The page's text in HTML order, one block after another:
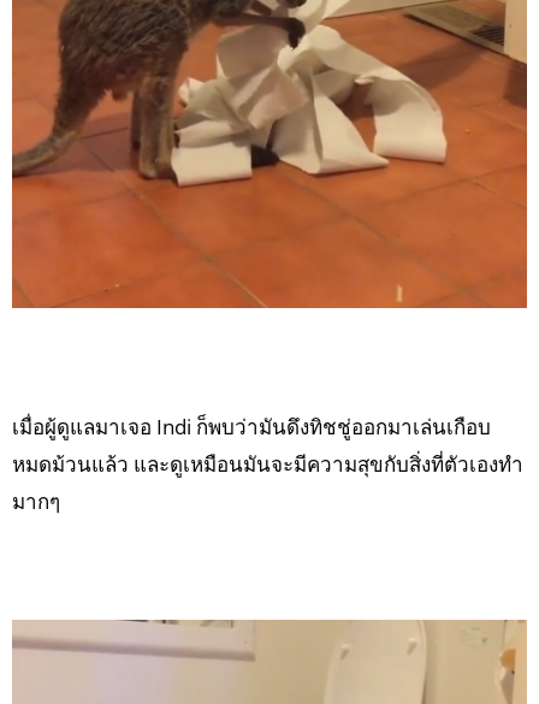
เมื่อผู้ดูแลมาเจอ Indi ก็พบว่ามันดึงทิชชู่ออกมาเล่นเกือบ
หมดม้วนแล้ว และดูเหมือนมันจะมีความสุขกับสิ่งที่ตัวเองทำ
มากๆ